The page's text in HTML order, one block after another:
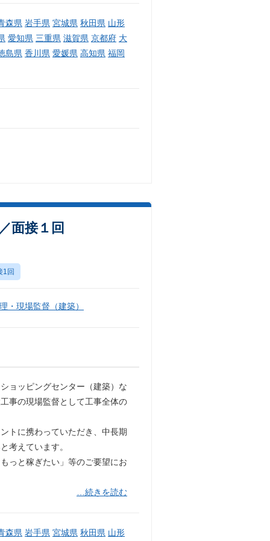
森県 岩手県 宮城県 秋田県 山形
愛知県 三重県 滋賀県 京都府 大
島県 香川県 愛媛県 高知県 福岡
面接１回
1回
・現場監督（建築）
ョッピングセンター（建築）な
事の現場監督として工事全体の
トに携わっていただき、中長期
考えています。
っと稼ぎたい」等のご要望にお
…続きを読む
森県 岩手県 宮城県 秋田県 山形